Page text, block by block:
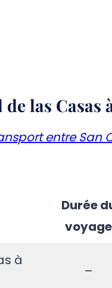
las Casas
entre San
Durée
voyage
à
–